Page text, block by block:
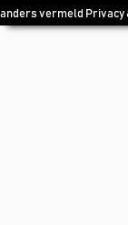
anders vermeld Privacy